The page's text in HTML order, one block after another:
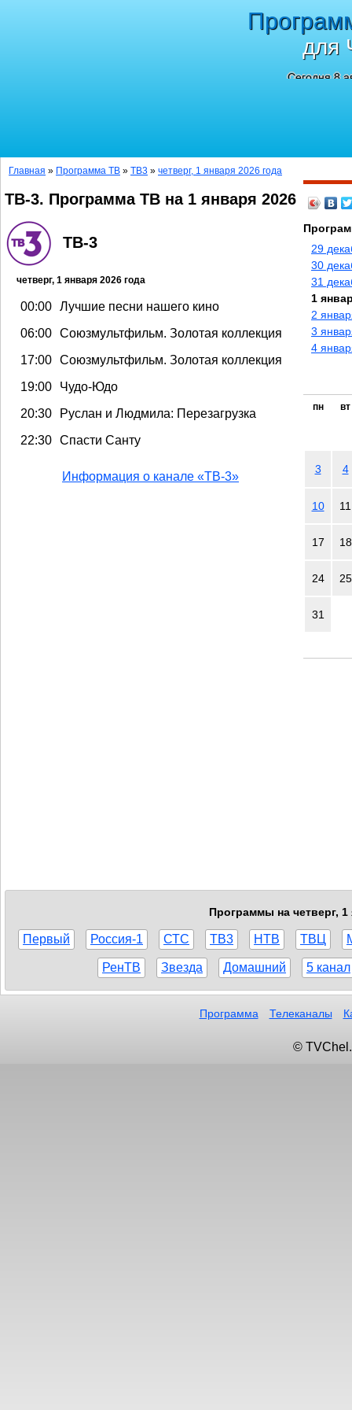
для
Сегодня 8
Главная » Программа ТВ » ТВ3 » четверг, 1 января 2026 года
ТВ-3. Программа ТВ на 1 января 2026
ТВ-3
четверг, 1 января 2026 года
00:00 Лучшие песни нашего кино
06:00 Союзмультфильм. Золотая коллекция
17:00 Союзмультфильм. Золотая коллекция
19:00
Чудо-Юдо
20:30
Руслан и Людмила: Перезагрузка
22:30 Спасти Санту
Информация о канале «ТВ-3»
29
30
31
1
2
3
4
пн вт
3 4
10 11
17 18
24 25
31
Программы на четверг, 1
Первый Россия-1 СТС ТВ3 НТВ ТВЦ
РенТВ Звезда Домашний 5 канал
Программа Телеканалы
©